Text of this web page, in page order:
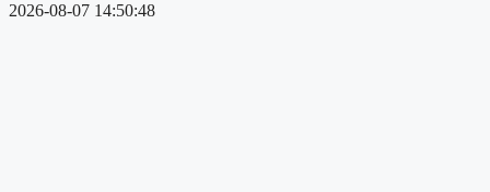
2026-08-07 14:50:48